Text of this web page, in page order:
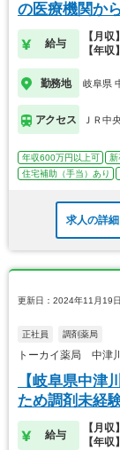
の医療機関か
給与
【月
【年
勤務地 岐阜県
アクセス ＪＲ中
年収600万円以上可 新
住宅補助（手当）あり
求人の詳
更新日：2024年11月19日
正社員 調剤薬局
トーカイ薬局 中津
【岐阜県中
ため調剤未経
給与
【月
【年